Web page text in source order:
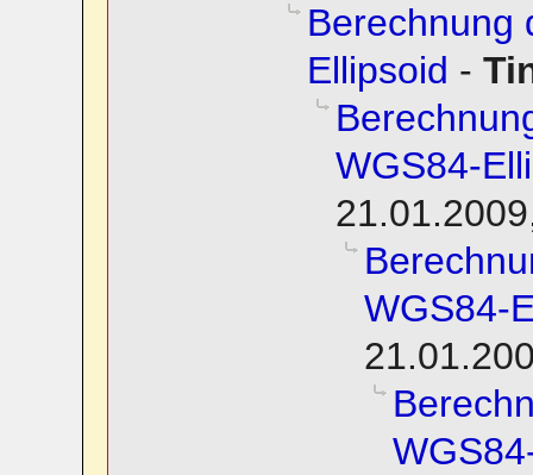
Berechnung
Ellipsoid -
WGS84-
WGS84-